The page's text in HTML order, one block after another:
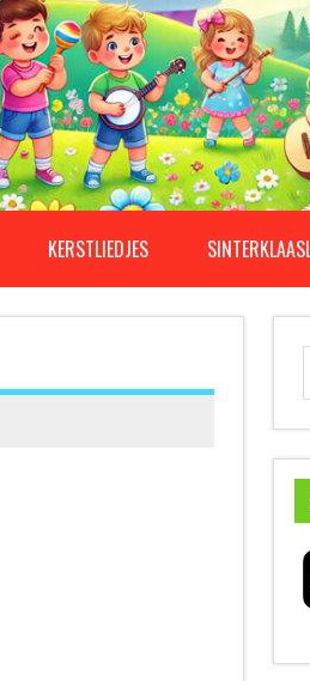
KERSTLIEDJES